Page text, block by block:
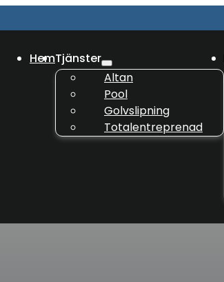
HemTjänster
Altan
Pool
Golvslipning
Totalentreprenad